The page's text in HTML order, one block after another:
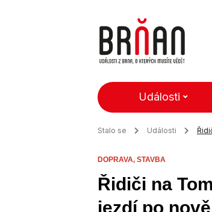
Události
Stalo se Události
DOPRAVA, STAVBA
Řidiči na
jezdí po